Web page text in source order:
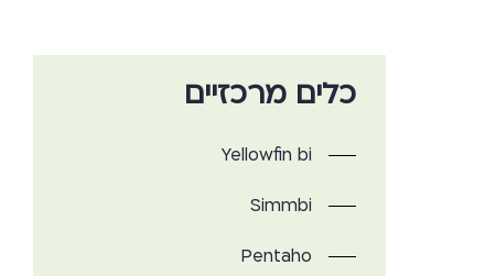
כלים מרכזיים
Yellowfin bi
Simmbi
Pentaho